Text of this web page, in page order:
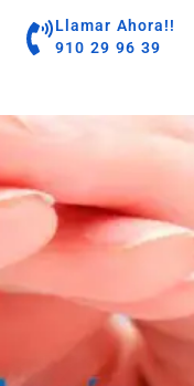
Llamar Ahora!!
910 29 96 39